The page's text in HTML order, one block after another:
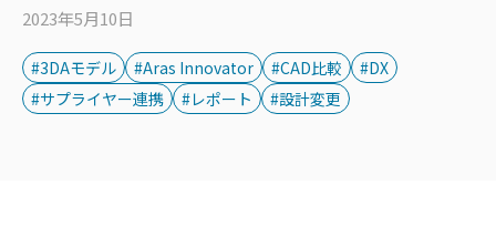
2023年5月10日
#3DAモデル #Aras Innovator #CAD比較
#DX
#サプライヤー連携
#レポート #設計変更